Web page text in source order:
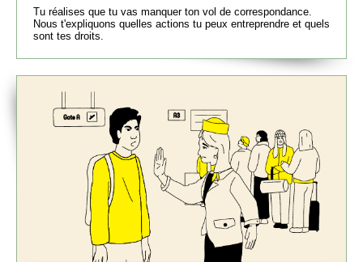
Tu réalises que tu vas manquer ton vol de correspondance.
Nous t'expliquons quelles actions tu peux entreprendre et quels
sont tes droits.